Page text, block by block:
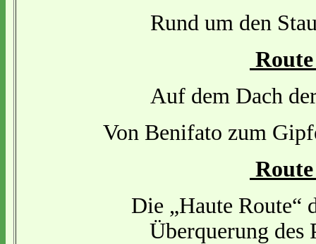
Rund um den
Auf dem Dach
Von Benifato zum
Die „Haute Route“
Überquerung des